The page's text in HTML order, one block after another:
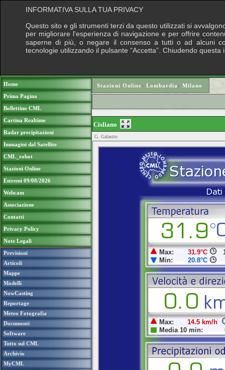
Home
Prima Pagina
Bollettino CML
Cartina Realtime
Radar precipitazioni
Immagini dal Satellite
CML_robot
Stazioni Online
Estremi 09/08/2026
Webcam
Associazione
Contatti
Privacy Policy
Note Legali
Previsioni
Articoli
Mappe
Modelli
NowCasting
Reportage
Meteo Fotografia
Documenti
Software
Tutto sul CML
Archivio
MyCML
Stazioni Online› Lombardia › Milano
Cisliano
G. Galastro
INFORMATIVA SULLA TUA PRIVACY
Questo sito e gli strumenti terzi da questo utilizzati si
per migliorare l'esperienza di navigazione e per offrire
saperne di più, o negare il consenso a tutti o ad alcuni
tecnologie utilizzando il pulsante “Accetta”. Chiudendo